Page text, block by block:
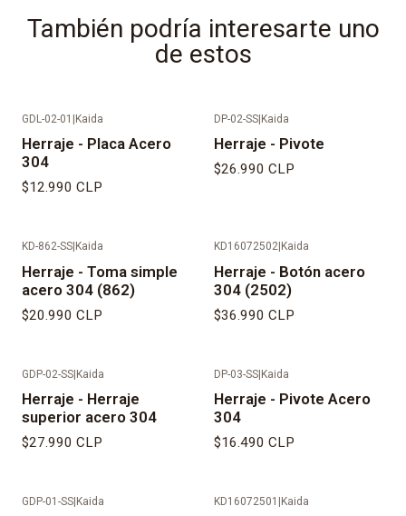
También podría interesarte uno
de estos
GDL-02-01 Kaida
Herraje - Placa Acero
304
$12.990 CLP
DP-02-SS Kaida
Herraje - Pivote
$26.990 CLP
KD-862-SS Kaida
Herraje - Toma simple
acero 304 (862)
$20.990 CLP
KD16072502 Kaida
Herraje - Botón acero
304 (2502)
$36.990 CLP
GDP-02-SS|Kaida
Herraje - Herraje
superior acero 304
$27.990 CLP
DP-03-SS|Kaida
Herraje - Pivote Acero
304
$16.490 CLP
GDP-01-SS Kaida KD16072501 Kaida